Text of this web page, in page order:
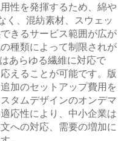
性を発揮するため、綿や
く、混紡素材、スウェッ
きるサービス範囲が広が
種類によって制限されが
あらゆる繊維に対応で
えることが可能です。版
加のセットアップ費用を
タムデザインのオンデマ
応性により、中小企業は
への対応、需要の増加に